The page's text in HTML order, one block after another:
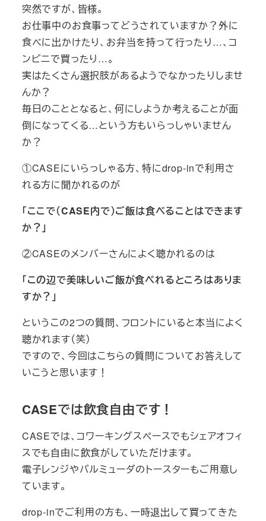
突然ですが、皆様。
お仕事中のお食事ってどうされていますか？外に
食べに出かけたり、お弁当を持って行ったり…、コ
ンビニで買ったり…。
実はたくさん選択肢があるようでなかったりしませ
んか？
毎日のこととなると、何にしようか考えることが面
倒になってくる…という方もいらっしゃいません
か？
①CASEにいらっしゃる方、特にdrop-inで利用さ
れる方に聞かれるのが
「ここで（CASE内で）ご飯は食べることはできます
か？」
②CASEのメンバーさんによく聴かれるのは
「この辺で美味しいご飯が食べれるところはありま
すか？」
というこの2つの質問、フロントにいると本当によく
聴かれます（笑）
ですので、今回はこちらの質問についてお答えして
いこうと思います！
CASEでは飲食自由です！
CASEでは、コワーキングスペースでもシェアオフィ
スでも自由に飲食がしていただけます。
電子レンジやバルミューダのトースターもご用意し
ています。
drop-inでご利用の方も、一時退出して買ってきた